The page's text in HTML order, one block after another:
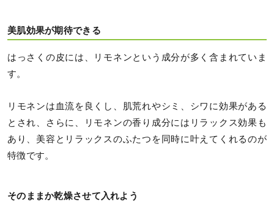
美肌効果が期待できる
はっさくの皮には、リモネンという成分が多く含まれていま
す。
リモネンは血流を良くし、肌荒れやシミ、シワに効果がある
とされ、さらに、リモネンの香り成分にはリラックス効果も
あり、美容とリラックスのふたつを同時に叶えてくれるのが
特徴です。
そのままか乾燥させて入れよう